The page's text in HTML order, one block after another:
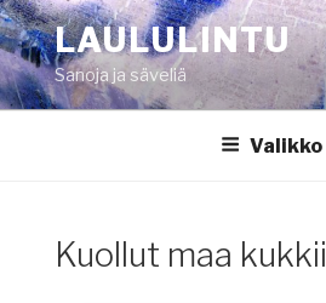
Siirry
sisältöönLAULULINTU
Sanoja ja säveliä
Valikko
Kuollut maa kukkii